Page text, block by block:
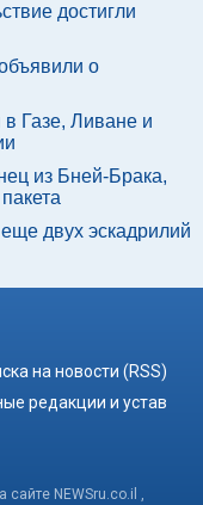
достигли
о
Газе, Ливане и
из Бней-Брака,
двух эскадрилий
на новости (RSS)
редакции и устав
NEWSru.co.il ,